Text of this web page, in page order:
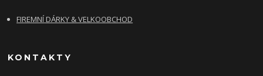
FIREMNÍ DÁRKY & VELKOOBCHOD
KONTAKTY